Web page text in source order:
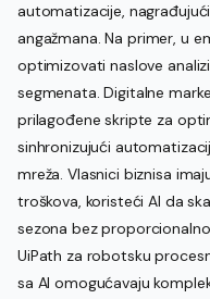
automatizacije,
angažmana. Na primer, u
optimizovati naslove
segmenata. Digitalne
prilagođene skripte za
sinhronizujući
mreža. Vlasnici biznisa
troškova, koristeći AI da
sezona bez
UiPath za robotsku
sa AI omogućavaju